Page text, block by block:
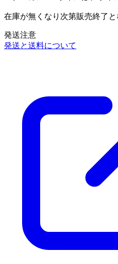
在庫が無くなり次第販売終了と
発送注意
発送と送料について